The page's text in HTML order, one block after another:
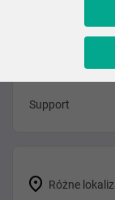
Różne
Technical
Support
Różne